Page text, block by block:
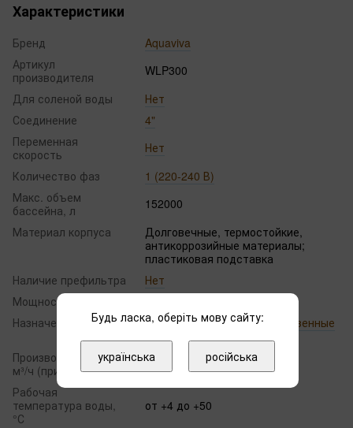
Характеристики
Бренд
Aquaviva
Артикул
производителя
WLP300
Для соленой воды
Нет
Соединение
4"
Переменная
скорость
Нет
Количество фаз
1 (220-240 В)
Макс. объем
бассейна, л
152000
Материал корпуса
Долговечные, термостойкие,
антикоррозийные материалы;
пластиковая подставка
Наличие префильтра
Нет
Мощность, кВт
Назначение
Частные бассейны, Общественные
Производительность,
м³/ч (при h)
38 при 12 м
Рабочая
температура воды,
°С
от +4 до +50
Будь ласка, оберіть мову сайту:
українська російська